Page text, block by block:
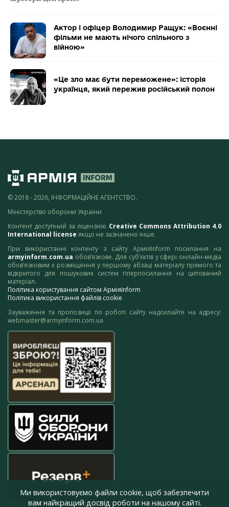
Актор і офіцер Володимир Ращук: «Воєнні
фільми не мають нічого спільного з
війною»
«Це зло має бути переможене»: історія
українця, який пережив російський полон
© 2018 - 2026, ІНФОРМАЦІЙНЕ АГЕНТСТВО,
Міністерство оборони України
Контент доступний за ліцензією Creative Commons Attribution 4.0
International license якщо не зазначено інше.
При використанні контенту з сайту АрміяInform посилання на
armyinform.com.ua обов’язкове. Для суб’єктів у сфері онлайн-медіа
обов’язковим є розміщення у першому абзаці матеріалу прямого та
відкритого для пошукових систем гіперпосилання на цитований
матеріал.
Політика користування сайтом АрміяInform
Політика використання файлів cookie
Зауваження та пропозиції по роботі сайту надсилайте на адресу:
webmaster@armyinform.com.ua
Ми використовуємо файли cookie, щоб забезпечити
вам найкращий досвід роботи на нашому сайті.